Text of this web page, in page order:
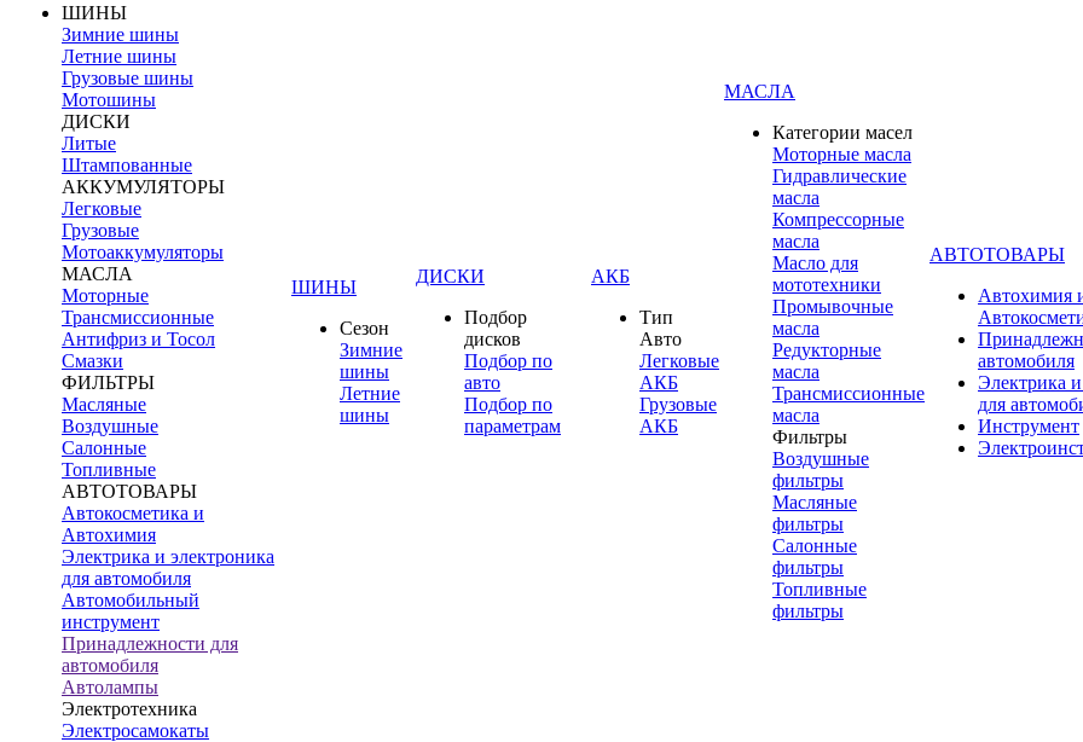
ШИНЫ
Зимние шины
Летние шины
Грузовые шины
Мотошины
ДИСКИ
Литые
Штампованные
АККУМУЛЯТОРЫ
Легковые
Грузовые
Мотоаккумуляторы
МАСЛА
Моторные
Трансмиссионные
Антифриз и Тосол
Смазки
ФИЛЬТРЫ
Масляные
Воздушные
Салонные
Топливные
АВТОТОВАРЫ
Автокосметика и
Автохимия
Электрика и электроника
для автомобиля
Автомобильный
инструмент
Принадлежности для
автомобиля
Автолампы
Электротехника
Электросамокаты
ШИНЫ
Сезон
Зимние
шины
Летние
шины
ДИСКИ
Подбор
дисков
Подбор по
авто
Подбор по
параметрам
АКБ
Тип
Авто
Легковые
АКБ
Грузовые
АКБ
МАСЛА
Категории масел
Моторные масла
Гидравлические
масла
Компрессорные
масла
Масло для
мототехники
Промывочные
масла
Редукторные
масла
Трансмиссионные
масла
Фильтры
Воздушные
фильтры
Масляные
фильтры
Салонные
фильтры
Топливные
фильтры
АВТОТОВАРЫ
Автохимия
автомобиля
Электрика
для
Инструмент